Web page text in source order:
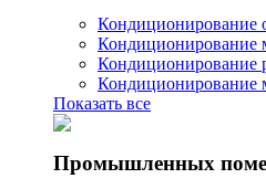
Кондиционирование
Кондиционирование
Кондиционирование
Кондиционирование
Показать все
Промышленных